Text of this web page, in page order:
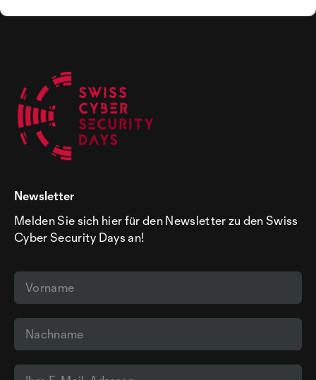
Newsletter
Melden Sie sich hier für den Newsletter zu den Swiss
Cyber Security Days an!